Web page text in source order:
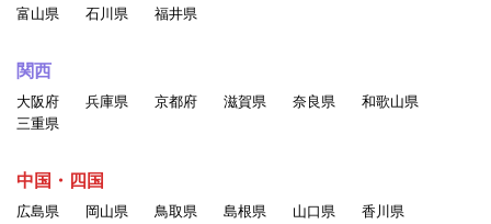
富山県
石川県 福井県
関西
大阪府 兵庫県 京都府 滋賀県 奈良県
和歌山県
三重県
中国・四国
広島県 岡山県 鳥取県 島根県 山口県
香川県